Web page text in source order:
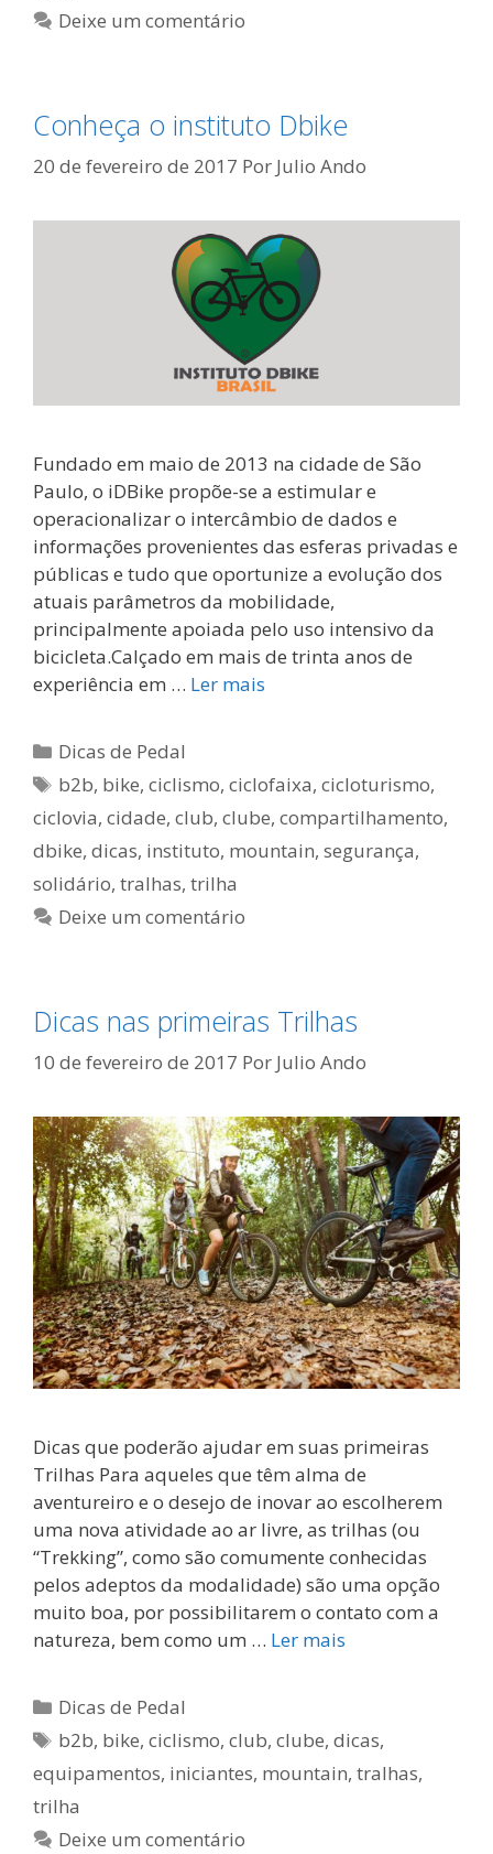
Deixe um comentário
Conheça o instituto Dbike
20 de fevereiro de 2017 Por Julio Ando
Fundado em maio de 2013 na cidade de São
Paulo, o iDBike propõe-se a estimular e
operacionalizar o intercâmbio de dados e
informações provenientes das esferas privadas e
públicas e tudo que oportunize a evolução dos
atuais parâmetros da mobilidade,
principalmente apoiada pelo uso intensivo da
bicicleta.Calçado em mais de trinta anos de
experiência em … Ler mais
Categorias
Dicas de Pedal
Tags
b2b, bike,ciclismo,ciclofaixa,cicloturismo,
ciclovia, cidade, club, clube, compartilhamento,
dbike, dicas, instituto, mountain, segurança,
solidário, tralhas, trilha
Deixe um comentário
Dicas nas primeiras Trilhas
10 de fevereiro de 2017 Por Julio Ando
Dicas que poderão ajudar em suas primeiras
Trilhas Para aqueles que têm alma de
aventureiro e o desejo de inovar ao escolherem
uma nova atividade ao ar livre, as trilhas (ou
“Trekking”, como são comumente conhecidas
pelos adeptos da modalidade) são uma opção
muito boa, por possibilitarem o contato com a
natureza, bem como um … Ler mais
Categorias
Dicas de Pedal
Tags
b2b, bike,ciclismo,club,clube,dicas,
equipamentos, iniciantes, mountain, tralhas,
trilha
Deixe um comentário